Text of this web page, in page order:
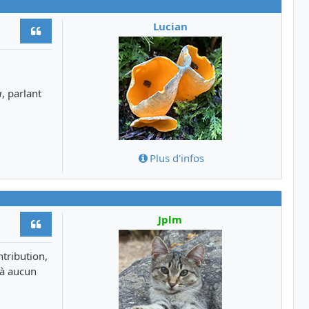
Lucian
Plus d'infos
, parlant
Jplm
aucun